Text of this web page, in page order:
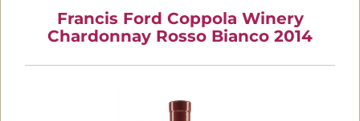
Francis Ford Coppola Winery
Chardonnay Rosso Bianco 2014